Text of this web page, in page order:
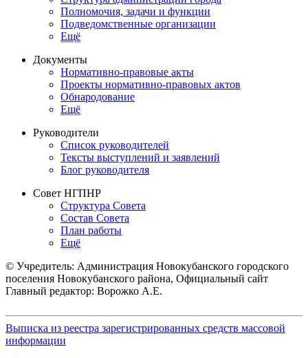
Полномочия, задачи и функции
Подведомственные организации
Ещё
Документы
Нормативно-правовые акты
Проекты нормативно-правовых актов
Обнародование
Ещё
Руководители
Список руководителей
Тексты выступлений и заявлений
Блог руководителя
Совет НГПНР
Структура Совета
Состав Совета
План работы
Ещё
© Учредитель: Администрация Новокубанского городского
поселения Новокубанского района, Официальный сайт
Главный редактор: Ворожко А.Е.
Выписка из реестра зарегистрированных средств массовой
информации